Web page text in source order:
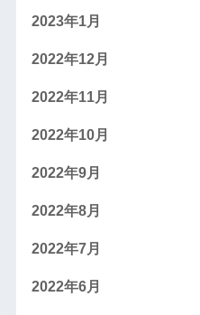
2023年1月
2022年12月
2022年11月
2022年10月
2022年9月
2022年8月
2022年7月
2022年6月